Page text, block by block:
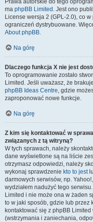
Prawa autorskie do tego
ma phpBB Limited . Jest ono
License wersja 2 (GPL-2.0), co
ograniczeń dystrybuowane.
About phpBB.
Na górę
Dlaczego funkcja X nie jest
To oprogramowanie zostało
Limited. Jeśli uważasz, że
phpBB Ideas Centre, gdzie
zaproponować nowe funkcje.
Na górę
Z kim się kontaktować w
związanych z tą witryną?
W tych sprawach, należy
dane wyświetlone są na liście
otrzymasz odpowiedzi, należy
wykonaj sprawdzenie kto to jest
darmowych serwisów, np.
wydziałem nadużyć tego
Limited i nie może ona w żaden
to w jaki sposób, gdzie lub przez
kontaktować się z phpBB
(wstrzymania i zaniechania,